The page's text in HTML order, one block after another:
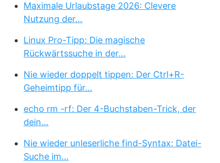
Maximale Urlaubstage 2026: Clevere
Nutzung der…
Linux Pro-Tipp: Die magische
Rückwärtssuche in der…
Nie wieder doppelt tippen: Der Ctrl+R-
Geheimtipp für…
echo rm -rf: Der 4-Buchstaben-Trick, der
dein…
Nie wieder unleserliche find-Syntax: Datei-
Suche im…